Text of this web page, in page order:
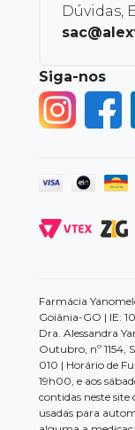
Dúvidas,
Siga-nos
Farmácia
Goiânia-GO | IE:
Dra. Alessandra
Outubro, nº 1154,
010 | Horário de
19h00, e aos
contidas neste site
usadas para